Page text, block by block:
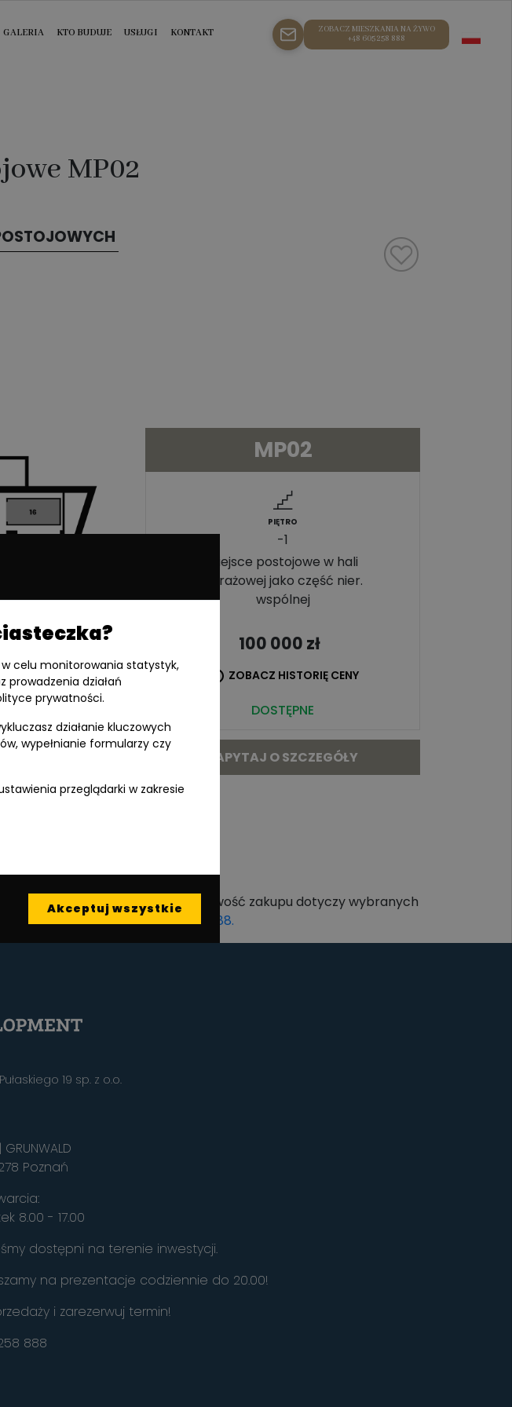
celu monitorowania statystyk,
prowadzenia działań
prywatności.
działanie kluczowych
wypełnianie formularzy czy
przeglądarki w zakresie
Akceptuj wszystkie
ZOBACZ MIESZKANIA NA ŻYWO
+48 605 258 888
GALERIA KTO BUDUJE USŁUGI KONTAKT
MP02
MP02
PIĘTRO
-1
Miejsce postojowe w hali
garażowej jako część nier.
wspólnej
100 000 zł
ZOBACZ HISTORIĘ CENY
DOSTĘPNE
ZAPYTAJ O SZCZEGÓŁY
jest jednak ograniczona, a możliwość zakupu dotyczy wybranych
pod numerem:+48 605 258 888.
19 sp. z o.o.
Poznań
8.00 - 17.00
dostępni na terenie inwestycji.
na prezentacje codziennie do 20.00!
i zarezerwuj termin!
888